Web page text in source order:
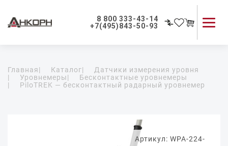
8 800 333-43-14
+7(495)843-50-93
Применение приборов
Как мы работаем
Главная| Каталог|
Датчики измерения уровня
|
Уровнемеры|
Бесконтактные уровнемеры
|
PiloTREK — бесконтактный радарный уровнемер
Артикул: WPA-224-